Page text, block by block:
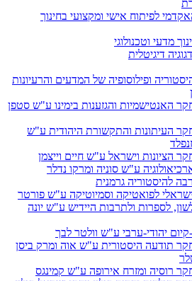
לפיתוח אישי ומקצועי בחינוך
מדעי וטכנולוגי
דיגיטלית
ופילוסופיה של המדעים והרעיונות
האנטישמיות והגזענות בימינו ע"ש סטפן
העיתונות והתקשורת היהודית ע"ש
הציונות וישראל ע"ש חיים וייצמן
ע"ש סוניה ומרקו נדלר
להיסטוריה גרמנית
לפואטיקה וסמיוטיקה ע"ש פורטר
לספרות ולתרבות היידיש ע"ש יונה
קיום יהודי-ערבי ע"ש וולטר לבך
תודעה היסטורית ע"ש אוה ומרק ביסן
רוסיה ומזרח אירופה ע"ש קמינגס